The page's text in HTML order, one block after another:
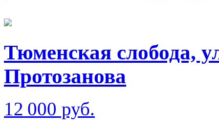
Тюменская слобода,
Протозанова
12 000 руб.